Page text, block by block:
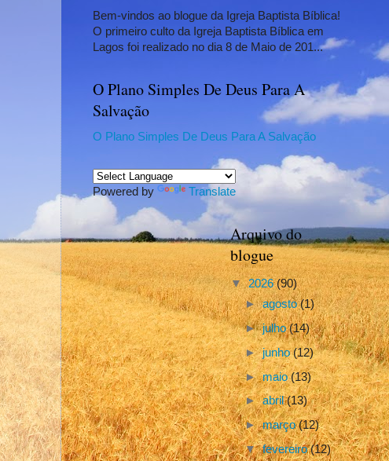
Bem-vindos ao blogue da Igreja Baptista Bíblica!
O primeiro culto da Igreja Baptista Bíblica em
Lagos foi realizado no dia 8 de Maio de 201...
O Plano Simples De Deus Para A
Salvação
O Plano Simples De Deus Para A Salvação
Powered by Translate
Arquivo do
blogue
▼2026(90)
►agosto(1)
►julho(14)
►junho(12)
►maio(13)
►abril(13)
►março(12)
▼fevereiro(12)